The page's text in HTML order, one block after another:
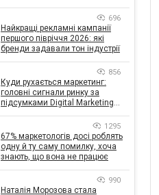
696
Найкращі рекламні кампанії
першого півріччя 2026: які
бренди задавали тон індустрії
856
Куди рухається маркетинг:
головні сигнали ринку за
підсумками Digital Marketing
1295
67% маркетологів досі роблять
одну й ту саму помилку, хоча
знають, що вона не працює
990
Наталія Морозова стала